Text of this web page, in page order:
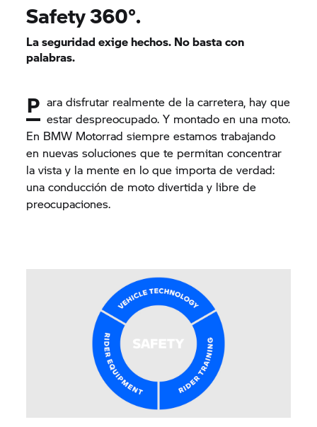
Safety 360°.
La seguridad exige hechos. No basta con
palabras.
P ara disfrutar realmente de la carretera, hay que
estar despreocupado. Y montado en una moto.
En BMW Motorrad siempre estamos trabajando
en nuevas soluciones que te permitan concentrar
la vista y la mente en lo que importa de verdad:
una conducción de moto divertida y libre de
preocupaciones.